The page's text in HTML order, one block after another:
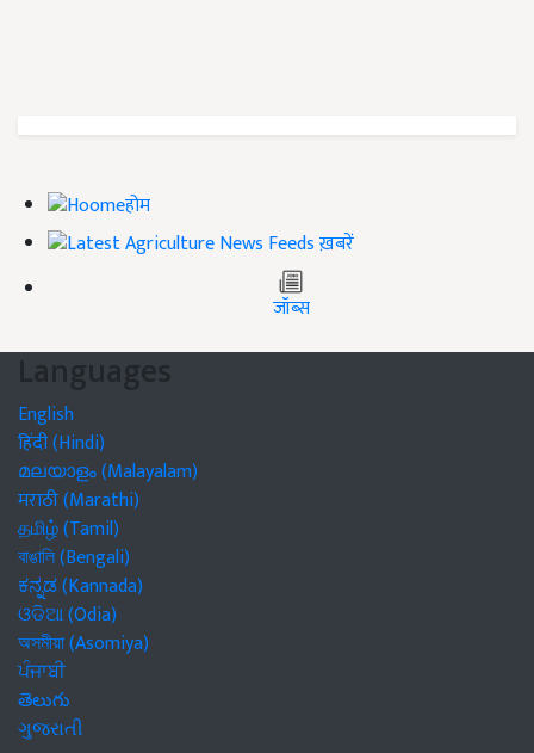
होम
ख़बरें
जॉब्स
Languages
English
हिंदी (Hindi)
മലയാളം (Malayalam)
मराठी (Marathi)
தமிழ் (Tamil)
বাঙালি (Bengali)
ಕನ್ನಡ (Kannada)
ଓଡିଆ (Odia)
অসমীয়া (Asomiya)
ਪੰਜਾਬੀ
తెలుగు
ગુજરાતી